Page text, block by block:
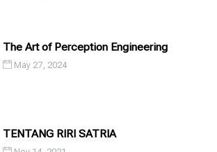
The Art of Perception Engineering
May 27, 2024
TENTANG RIRI SATRIA